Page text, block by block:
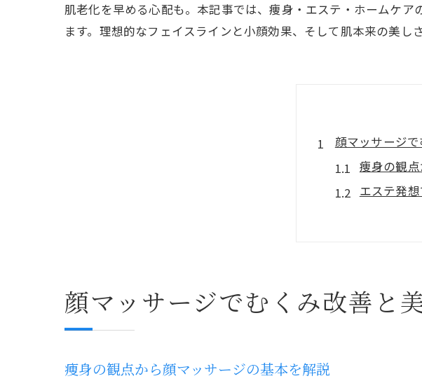
肌老化を早める心配も。本記事では、痩身・エステ・ホームケ
ます。理想的なフェイスラインと小顔効果、そして肌本来の美し
顔マッサージ
痩身の観
エステ発
ホームケ
ホームケアの
痩身効果
顔マッサージでむくみ改善と
痩身の観点から顔マッサージの基本を解説